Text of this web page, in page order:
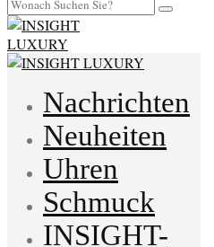
Nachrichten
Neuheiten
Uhren
Schmuck
INSIGHT-